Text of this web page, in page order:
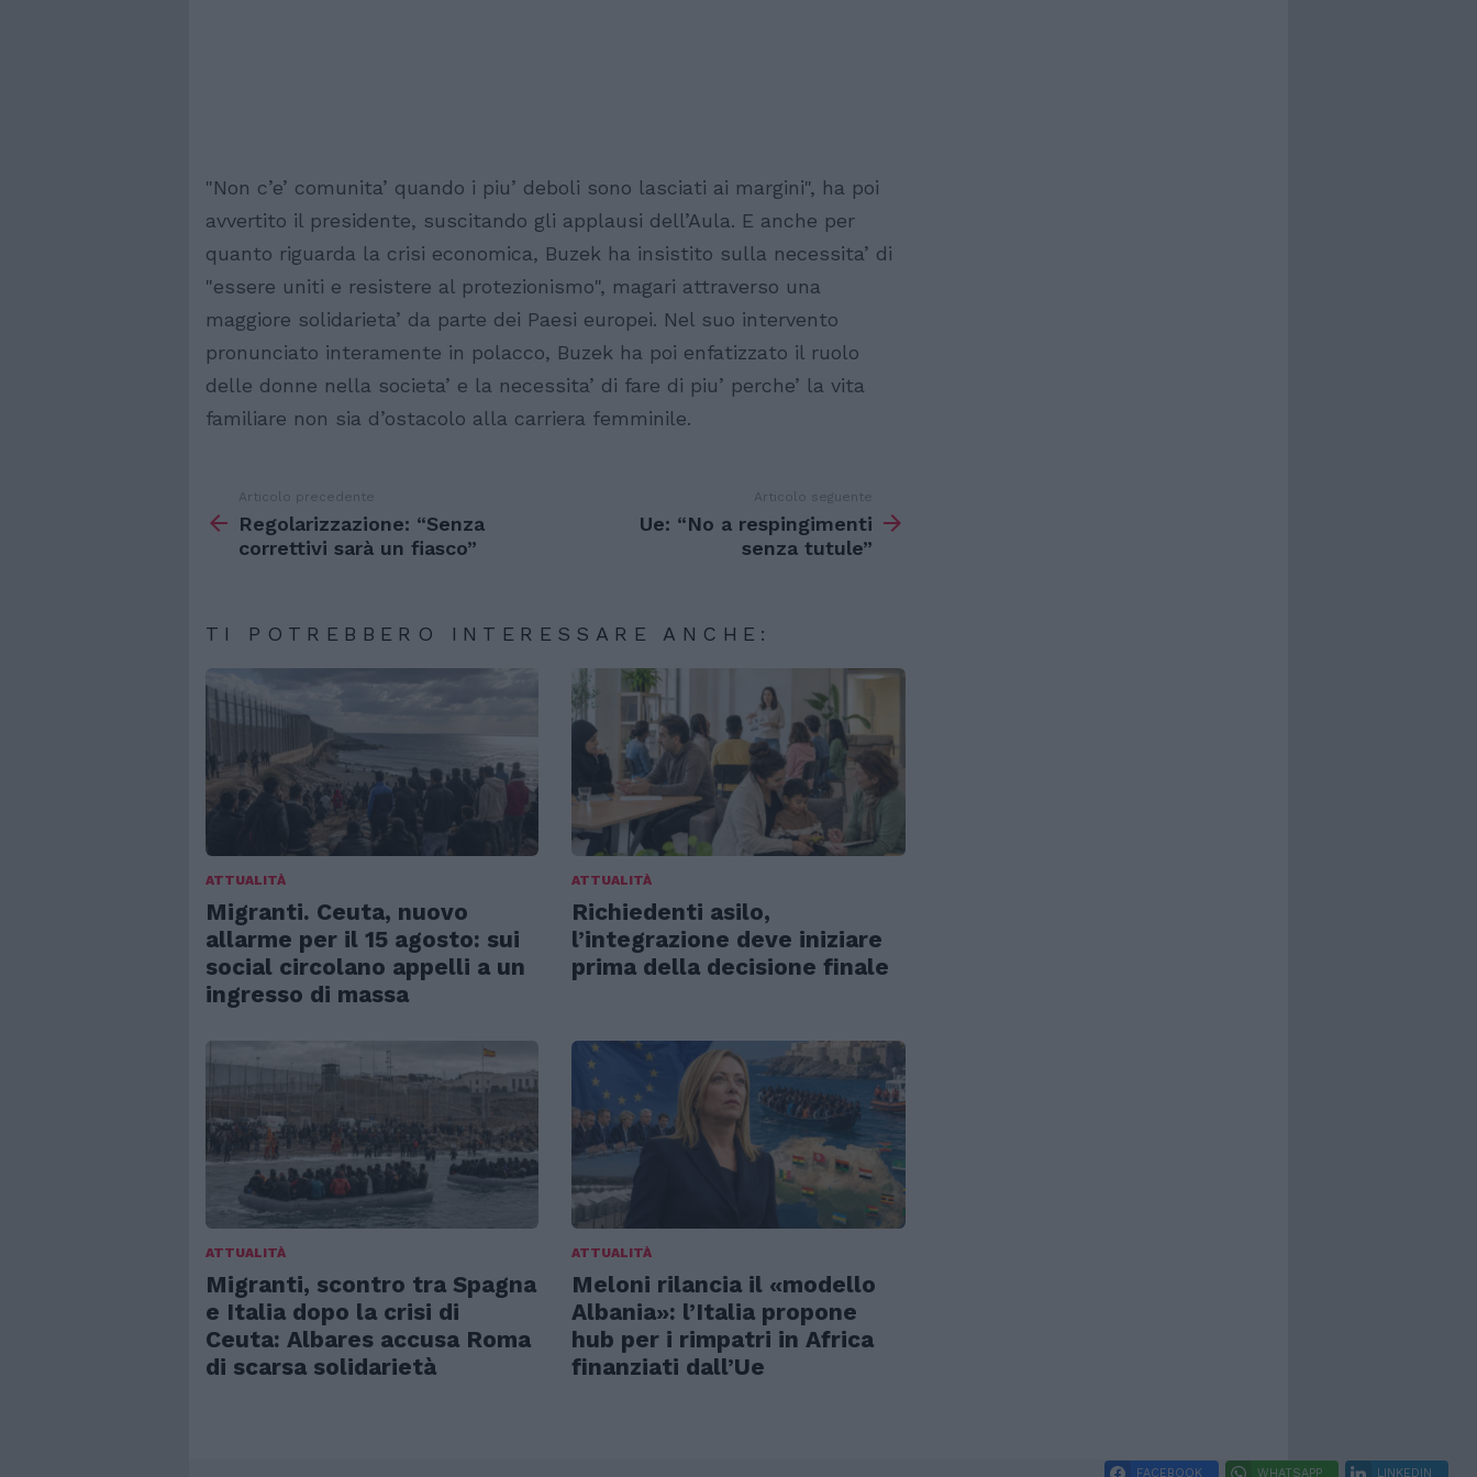
"Non c’e’ comunita’ quando i piu’ deboli sono lasciati ai margini", ha poi
avvertito il presidente, suscitando gli applausi dell’Aula. E anche per
quanto riguarda la crisi economica, Buzek ha insistito sulla necessita’ di
"essere uniti e resistere al protezionismo", magari attraverso una
maggiore solidarieta’ da parte dei Paesi europei. Nel suo intervento
pronunciato interamente in polacco, Buzek ha poi enfatizzato il ruolo
delle donne nella societa’ e la necessita’ di fare di piu’ perche’ la vita
familiare non sia d’ostacolo alla carriera femminile.
di
Articolo precedente
Regolarizzazione: “Senza
correttivi sarà un fiasco”
Articolo seguente
Ue: “No a respingimenti
senza tutule”
TI POTREBBERO INTERESSARE ANCHE:
ATTUALITÀ
Migranti. Ceuta, nuovo
allarme per il 15 agosto: sui
social circolano appelli a un
ingresso di massa
ATTUALITÀ
Richiedenti asilo,
l’integrazione deve iniziare
prima della decisione finale
ATTUALITÀ
Migranti, scontro tra Spagna
e Italia dopo la crisi di
Ceuta: Albares accusa Roma
di scarsa solidarietà
ATTUALITÀ
Meloni rilancia il «modello
Albania»: l’Italia propone
hub per i rimpatri in Africa
finanziati dall’Ue
FACEBOOK WHATSAPP LINKEDIN